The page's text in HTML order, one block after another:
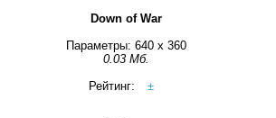
Down of War
Параметры: 640 x 360
0.03 Мб.
Рейтинг:
±